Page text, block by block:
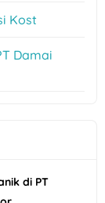
Kost
Damai
di PT